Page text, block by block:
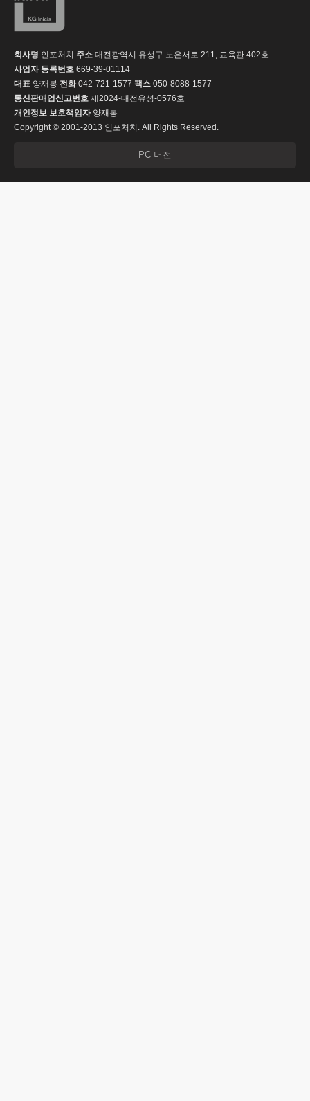
회사명 인포처치 주소 대전광역시 유성구 노은서로 211, 교육관 402호
사업자 등록번호 669-39-01114
대표 양재봉 전화042-721-1577 팩스 050-8088-1577
통신판매업신고번호 제2024-대전유성-0576호
개인정보 보호책임자양재봉
Copyright © 2001-2013 인포처치. All Rights Reserved.
PC 버전